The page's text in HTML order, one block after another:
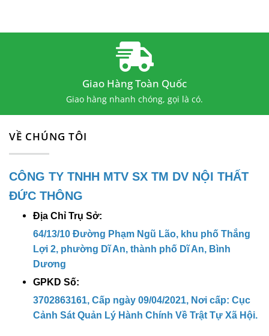
CÔNG TY TNHH MTV SX TM DV NỘI
THẤT ĐỨC THÔNG
Địa chỉ trụ sở:64/13/10 Đường
Phạm Ngũ Lão, khu phố Thắng Lợi 2,
phường Dĩ An, thành phố Dĩ An, Bình
Dương
Địa chỉ kho hàng:
38 Đường Thắng
Dĩ An, Bình Dương
Hotline: 0909 855 844
Email:
Website:noithatducthong.com
Giao Hàng Toàn Quốc
Giao hàng nhanh chóng, gọi là có.
VỀ CHÚNG TÔI
CÔNG TY TNHH MTV SX TM DV NỘI THẤT
ĐỨC THÔNG
Địa Chỉ Trụ Sở:
64/13/10 Đường Phạm Ngũ Lão, khu phố Thắng
Lợi 2, phường Dĩ An, thành phố Dĩ An, Bình
Dương
GPKD Số:
3702863161, Cấp ngày 09/04/2021, Nơi cấp: Cục
Cảnh Sát Quản Lý Hành Chính Về Trật Tự Xã Hội.